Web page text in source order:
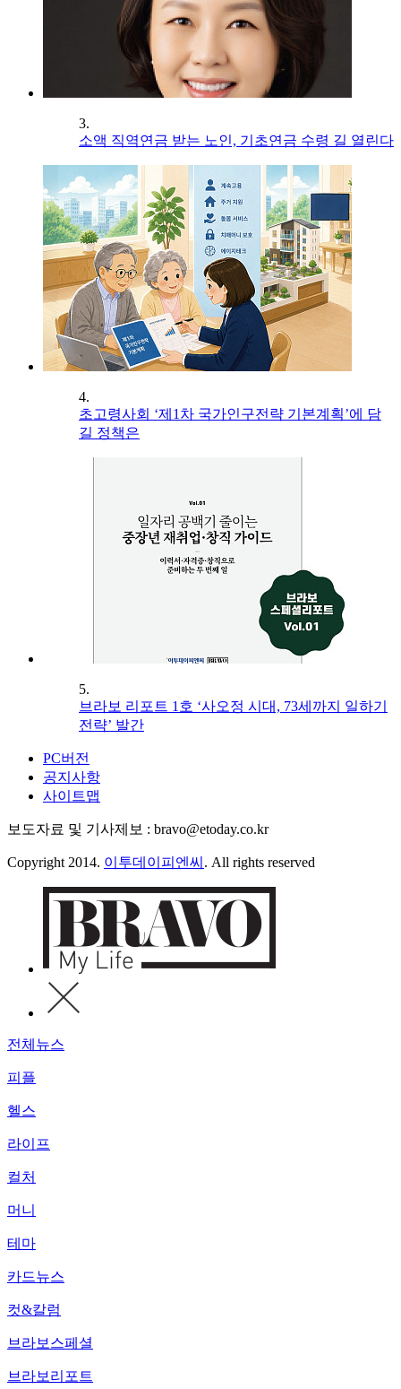
3.
소액 직역연금 받는 노인, 기초연금 수령 길 열린다
4.
초고령사회 ‘제1차 국가인구전략 기본계획’에 담
길 정책은
5.
브라보 리포트 1호 ‘사오정 시대, 73세까지 일하기
전략’ 발간
PC버전
공지사항
사이트맵
보도자료 및 기사제보 : bravo@etoday.co.kr
Copyright 2014. 이투데이피엔씨 . All rights reserved
전체뉴스
피플
헬스
라이프
컬처
머니
테마
카드뉴스
컷&칼럼
브라보스페셜
브라보리포트